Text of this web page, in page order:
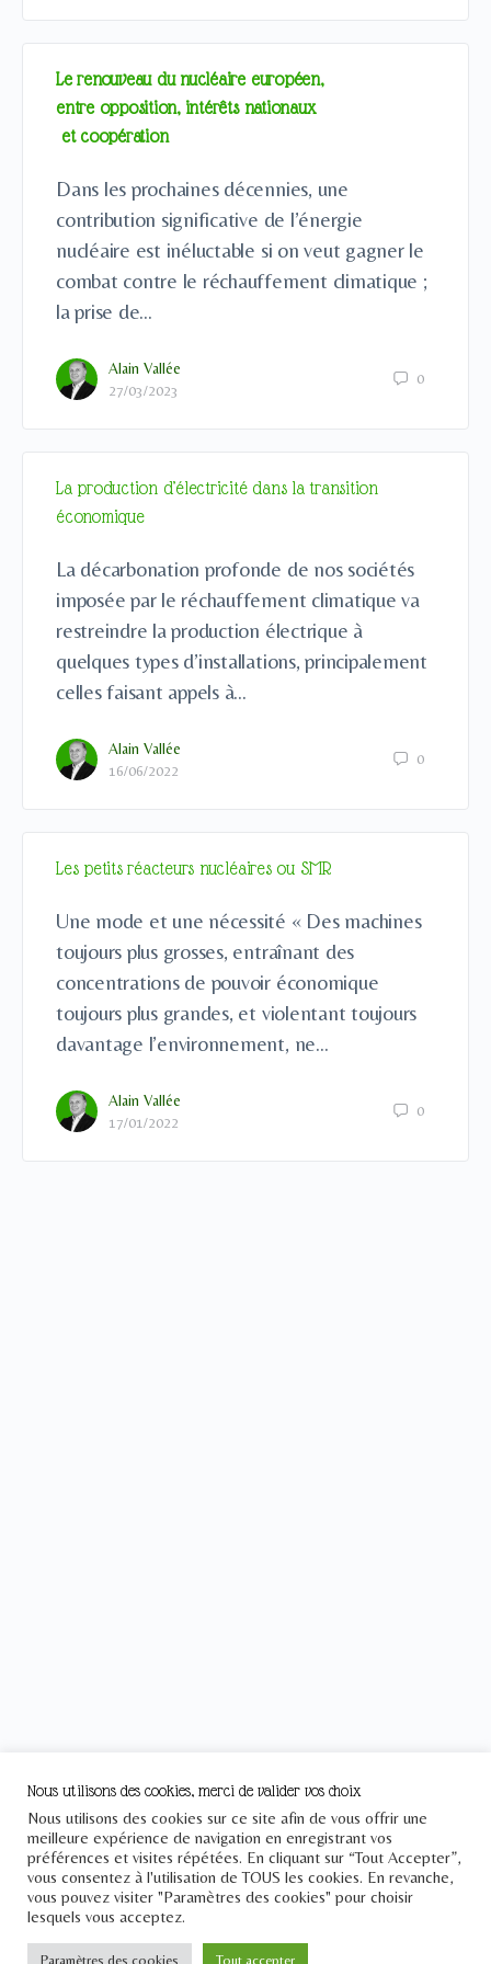
Le renouveau du nucléaire européen,
entre opposition, intérêts nationaux
et coopération
Dans les prochaines décennies, une
contribution significative de l’énergie
nucléaire est inéluctable si on veut gagner le
combat contre le réchauffement climatique ;
la prise de…
Alain Vallée
27/03/2023
0
La production d’électricité dans la transition
économique
La décarbonation profonde de nos sociétés
imposée par le réchauffement climatique va
restreindre la production électrique à
quelques types d’installations, principalement
celles faisant appels à…
Alain Vallée
16/06/2022
0
Les petits réacteurs nucléaires ou SMR
Une mode et une nécessité « Des machines
toujours plus grosses, entraînant des
concentrations de pouvoir économique
toujours plus grandes, et violentant toujours
davantage l’environnement, ne…
Alain Vallée
17/01/2022
0
Le Pont
Nous utilisons des cookies, merci de valider vos choix
Nous utilisons des cookies sur ce site afin de vous offrir une
meilleure expérience de navigation en enregistrant vos
préférences et visites répétées. En cliquant sur “Tout Accepter”,
vous consentez à l'utilisation de TOUS les cookies. En revanche,
vous pouvez visiter "Paramètres des cookies" pour choisir
lesquels vous acceptez.
Paramètres des cookies Tout accepter